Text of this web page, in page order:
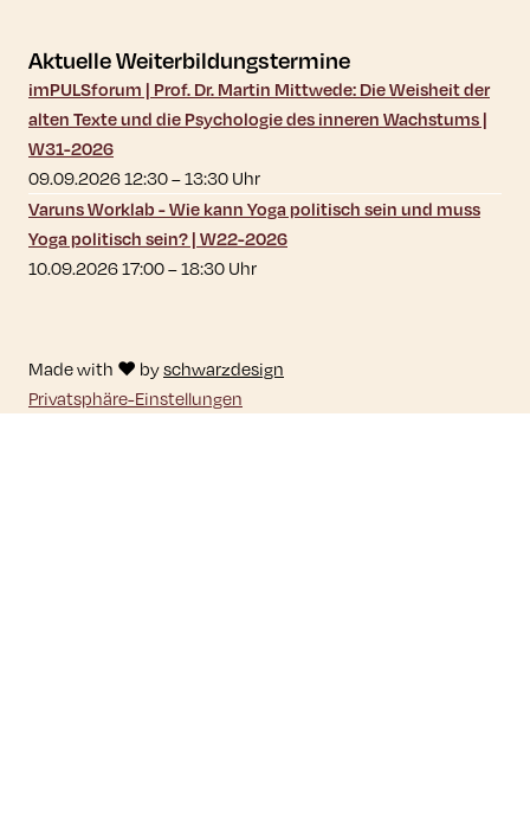
Aktuelle Weiterbildungstermine
imPULSforum | Prof. Dr. Martin Mittwede: Die Weisheit der
alten Texte und die Psychologie des inneren Wachstums |
W31-2026
09.09.2026 12:30–13:30Uhr
Varuns Worklab - Wie kann Yoga politisch sein und muss
Yoga politisch sein? | W22-2026
10.09.2026 17:00–18:30Uhr
Made with ♥ byschwarzdesign
Privatsphäre-Einstellungen